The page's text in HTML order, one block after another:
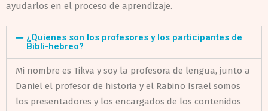
ayudarlos en el proceso de aprendizaje.
¿Quienes son los profesores y los participantes de
Bibli-hebreo?
Mi nombre es Tikva y soy la profesora de lengua, junto a
Daniel el profesor de historia y el Rabino Israel somos
los presentadores y los encargados de los contenidos